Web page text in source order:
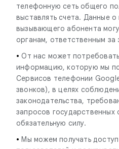
телефонную сеть общего
выставлять счета. Данные
вызывающего абонента
органам, ответственным за
•От нас может
информацию, которую мы
Сервисов телефонии
звонков), в целях
законодательства,
запросов
обязательную силу.
•Мы можем получать